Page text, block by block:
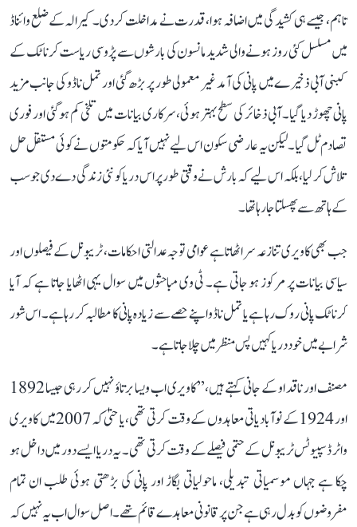
تاہم، جیسے ہی کشیدگی میں اضافہ ہوا، قدرت نے مداخلت کر دی۔ کیرالہ کے ضلع وائناڈ
میں مسلسل کئی روز ہونے والی شدید مانسون کی بارشوں سے پڑوسی ریاست کرناٹک کے
کبنی آبی ذخیرے میں پانی کی آمد غیر معمولی طور پر بڑھ گئی اور تمل ناڈو کی جانب مزید
پانی چھوڑ دیا گیا۔ آبی ذخائر کی سطح بہتر ہوئی، سرکاری بیانات میں تلخی کم ہو گئی اور فوری
تصادم ٹل گیا۔ لیکن یہ عارضی سکون اس لیے نہیں آیا کہ حکومتوں نے کوئی مستقل حل
تلاش کر لیا، بلکہ اس لیے کہ بارش نے وقتی طور پر اس دریا کو نئی زندگی دے دی جو سب
کے ہاتھ سے پھسلتا جا رہا تھا۔
جب بھی کاویری تنازعہ سر اٹھاتا ہے عوامی توجہ عدالتی احکامات، ٹریبونل کے فیصلوں اور
سیاسی بیانات پر مرکوز ہو جاتی ہے۔ ٹی وی مباحثوں میں سوال یہی اٹھایا جاتا ہے کہ آیا
کرناٹک پانی روک رہا ہے یا تمل ناڈو اپنے حصے سے زیادہ پانی کا مطالبہ کر رہا ہے۔ اس شور
شرابے میں خود دریا کہیں پس منظر میں چلا جاتا ہے۔
مصنف اور ناقد او کے جانی کہتے ہیں، ’’کاویری اب ویسا برتاؤ نہیں کر رہی جیسا 1892
اور 1924 کے نوآبادیاتی معاہدوں کے وقت کرتی تھی، یا حتیٰ کہ 2007 میں کاویری
واٹر ڈسپیوٹس ٹریبونل کے حتمی فیصلے کے وقت کرتی تھی۔ یہ دریا ایسے دور میں داخل ہو
چکا ہے جہاں موسمیاتی تبدیلی، ماحولیاتی بگاڑ اور پانی کی بڑھتی ہوئی طلب ان تمام
مفروضوں کو بدل رہی ہے جن پر قانونی معاہدے قائم تھے۔ اصل سوال اب یہ نہیں کہ